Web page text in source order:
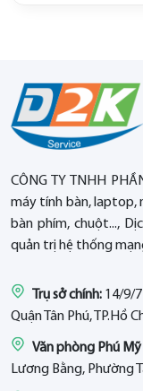
CÔNG TY TNHH
máy tính bàn, laptop,
bàn phím, chuột...,
quản trị hệ thống
Trụ sở chính: 14/9/
Quận Tân Phú, TP.Hồ
Văn phòng Phú
Lương Bằng, Phường